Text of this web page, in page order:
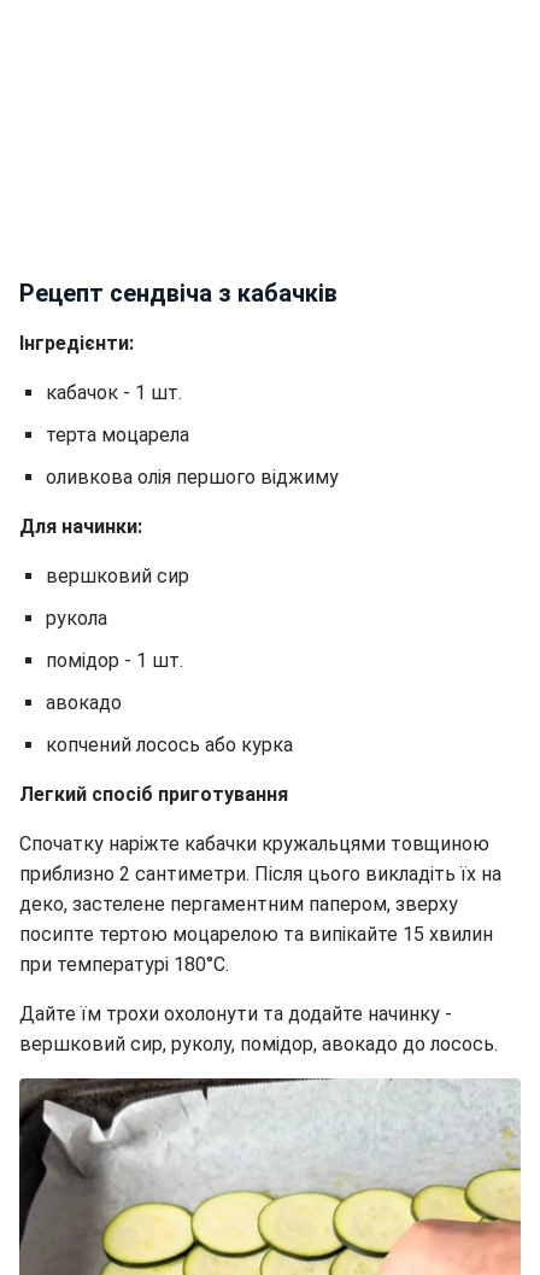
Рецепт сендвіча з кабачків
Інгредієнти:
кабачок - 1 шт.
терта моцарела
оливкова олія першого віджиму
Для начинки:
вершковий сир
рукола
помідор - 1 шт.
авокадо
копчений лосось або курка
Легкий спосіб приготування
Спочатку наріжте кабачки кружальцями товщиною
приблизно 2 сантиметри. Після цього викладіть їх на
деко, застелене пергаментним папером, зверху
посипте тертою моцарелою та випікайте 15 хвилин
при температурі 180°C.
Дайте їм трохи охолонути та додайте начинку -
вершковий сир, руколу, помідор, авокадо до лосось.